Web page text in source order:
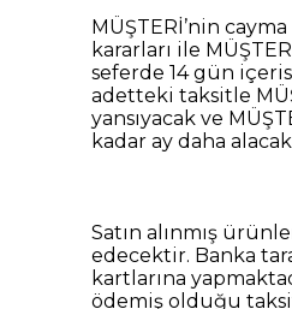
MÜŞTERİ’nin
kararları ile
seferde 14 gün
adetteki taksitle
yansıyacak ve
kadar ay daha
Satın alınmış
edecektir. Banka
kartlarına
ödemiş olduğu